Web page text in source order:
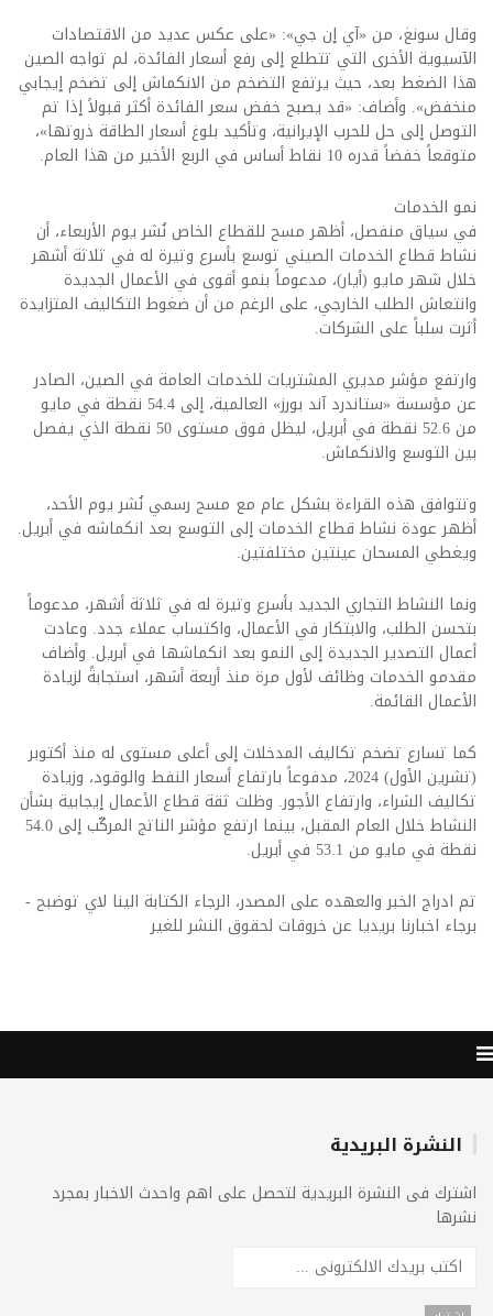
وقال سونغ، من «آي إن جي»: «على عكس عديد من الاقتصادات
الآسيوية الأخرى التي تتطلع إلى رفع أسعار الفائدة، لم تواجه الصين
هذا الضغط بعد، حيث يرتفع التضخم من الانكماش إلى تضخم إيجابي
منخفض». وأضاف: «قد يصبح خفض سعر الفائدة أكثر قبولاً إذا تم
التوصل إلى حل للحرب الإيرانية، وتأكيد بلوغ أسعار الطاقة ذروتها»،
متوقعاً خفضاً قدره 10 نقاط أساس في الربع الأخير من هذا العام.
نمو الخدمات
في سياق منفصل، أظهر مسح للقطاع الخاص نُشر يوم الأربعاء، أن
نشاط قطاع الخدمات الصيني توسع بأسرع وتيرة له في ثلاثة أشهر
خلال شهر مايو (أيار)، مدعوماً بنمو أقوى في الأعمال الجديدة
وانتعاش الطلب الخارجي، على الرغم من أن ضغوط التكاليف المتزايدة
أثرت سلباً على الشركات.
وارتفع مؤشر مديري المشتريات للخدمات العامة في الصين، الصادر
عن مؤسسة «ستاندرد آند بورز» العالمية، إلى 54.4 نقطة في مايو
من 52.6 نقطة في أبريل، ليظل فوق مستوى 50 نقطة الذي يفصل
بين التوسع والانكماش.
وتتوافق هذه القراءة بشكل عام مع مسح رسمي نُشر يوم الأحد،
أظهر عودة نشاط قطاع الخدمات إلى التوسع بعد انكماشه في أبريل.
ويغطي المسحان عينتين مختلفتين.
ونما النشاط التجاري الجديد بأسرع وتيرة له في ثلاثة أشهر، مدعوماً
بتحسن الطلب، والابتكار في الأعمال، واكتساب عملاء جدد. وعادت
أعمال التصدير الجديدة إلى النمو بعد انكماشها في أبريل. وأضاف
مقدمو الخدمات وظائف لأول مرة منذ أربعة أشهر، استجابةً لزيادة
الأعمال القائمة.
كما تسارع تضخم تكاليف المدخلات إلى أعلى مستوى له منذ أكتوبر
(تشرين الأول) 2024، مدفوعاً بارتفاع أسعار النفط والوقود، وزيادة
تكاليف الشراء، وارتفاع الأجور. وظلت ثقة قطاع الأعمال إيجابية بشأن
النشاط خلال العام المقبل، بينما ارتفع مؤشر الناتج المركّب إلى 54.0
نقطة في مايو من 53.1 في أبريل.
تم ادراج الخبر والعهده على المصدر، الرجاء الكتابة الينا لاي توضبح -
برجاء اخبارنا بريديا عن خروقات لحقوق النشر للغير
النشرة البريدية
اشترك فى النشرة البريدية لتحصل على اهم واحدث الاخبار بمجرد
نشرها